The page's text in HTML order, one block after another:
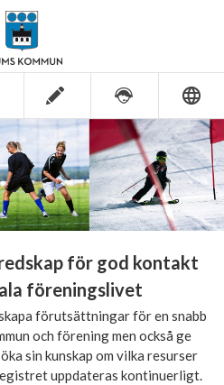
för god kontakt
föreningslivet
förutsättningar för en snabb
och förening men också ge
sin kunskap om vilka resurser
uppdateras kontinuerligt.